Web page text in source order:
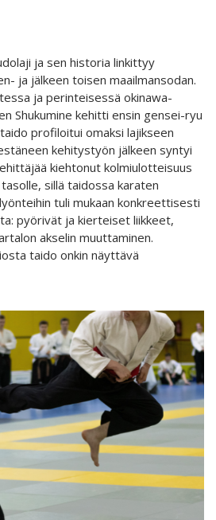
ja sen historia linkittyy
ja jälkeen toisen maailmansodan.
ja perinteisessä okinawa-
Shukumine kehitti ensin gensei-ryu
profiloitui omaksi lajikseen
kehitystyön jälkeen syntyi
kiehtonut kolmiulotteisuus
sillä taidossa karaten
tuli mukaan konkreettisesti
pyörivät ja kierteiset liikkeet,
akselin muuttaminen.
taido onkin näyttävä